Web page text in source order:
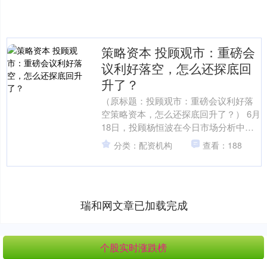
策略资本 投顾观市：重磅会
议利好落空，怎么还探底回
升了？
（原标题：投顾观市：重磅会议利好落
空策略资本，怎么还探底回升了？） 6月
18日，投顾杨恒波在今日市场分析中指
出，大盘全天出现了缩量探底回升的走
势，原因并不难理解....
分类：配资机构 查看：188
瑞和网文章已加载完成
个股实时涨跌榜